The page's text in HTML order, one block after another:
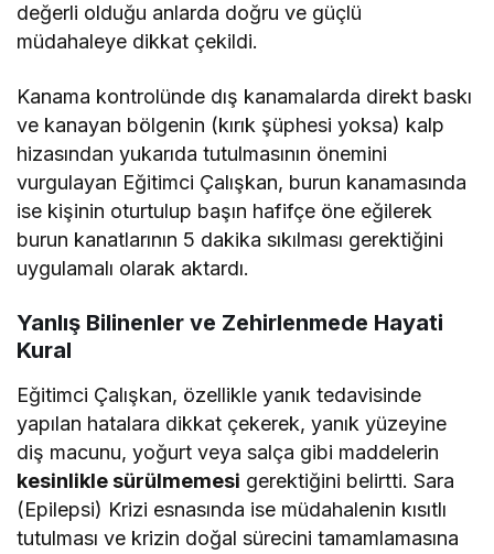
değerli olduğu anlarda doğru ve güçlü
müdahaleye dikkat çekildi.
Kanama kontrolünde dış kanamalarda direkt baskı
ve kanayan bölgenin (kırık şüphesi yoksa) kalp
hizasından yukarıda tutulmasının önemini
vurgulayan Eğitimci Çalışkan, burun kanamasında
ise kişinin oturtulup başın hafifçe öne eğilerek
burun kanatlarının 5 dakika sıkılması gerektiğini
uygulamalı olarak aktardı.
Yanlış Bilinenler ve Zehirlenmede Hayati
Kural
Eğitimci Çalışkan, özellikle yanık tedavisinde
yapılan hatalara dikkat çekerek, yanık yüzeyine
diş macunu, yoğurt veya salça gibi maddelerin
kesinlikle sürülmemesi gerektiğini belirtti. Sara
(Epilepsi) Krizi esnasında ise müdahalenin kısıtlı
tutulması ve krizin doğal sürecini tamamlamasına